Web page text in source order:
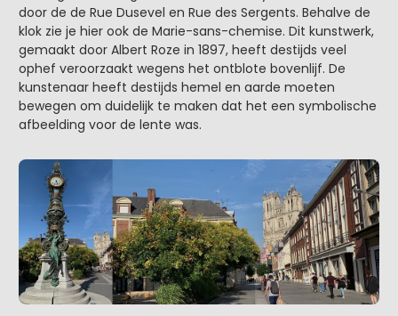
door de de Rue Dusevel en Rue des Sergents. Behalve de
klok zie je hier ook de Marie-sans-chemise. Dit kunstwerk,
gemaakt door Albert Roze in 1897, heeft destijds veel
ophef veroorzaakt wegens het ontblote bovenlijf. De
kunstenaar heeft destijds hemel en aarde moeten
bewegen om duidelijk te maken dat het een symbolische
afbeelding voor de lente was.